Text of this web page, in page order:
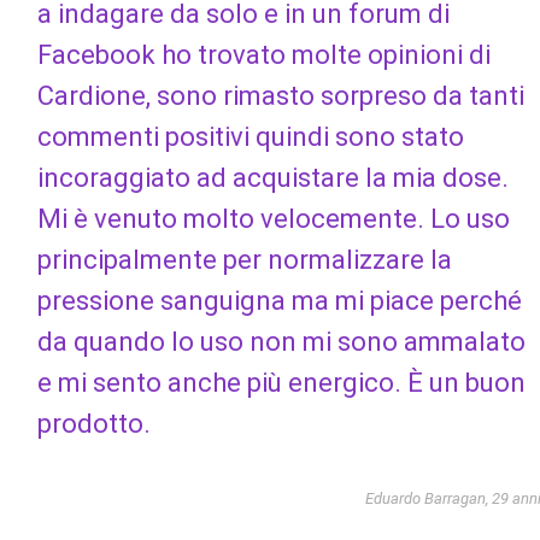
a indagare da solo e in un forum di
Facebook ho trovato molte opinioni di
Cardione, sono rimasto sorpreso da tanti
commenti positivi quindi sono stato
incoraggiato ad acquistare la mia dose.
Mi è venuto molto velocemente. Lo uso
principalmente per normalizzare la
pressione sanguigna ma mi piace perché
da quando lo uso non mi sono ammalato
e mi sento anche più energico. È un buon
prodotto.
Eduardo Barragan, 29 anni